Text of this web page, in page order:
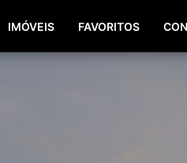
IMÓVEIS FAVORITOS